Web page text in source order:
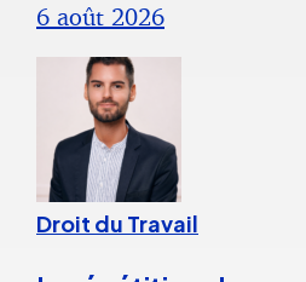
6 août 2026
Droit du Travail